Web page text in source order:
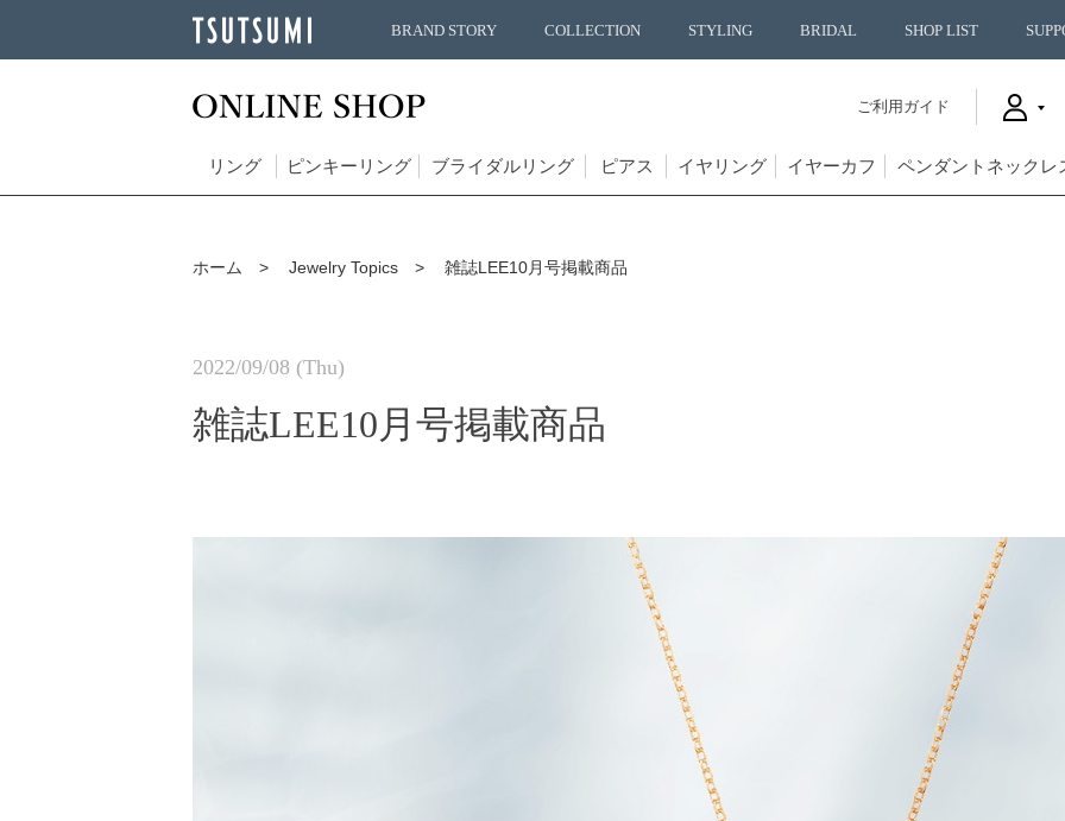
BRAND STORY COLLECTION STYLING BRIDAL SHOP LIST
ご利用ガイド
リング ピンキーリング ブライダルリング ピアス イヤリング イヤーカフ ペンダントネックレ
ホーム Jewelry Topics 雑誌LEE10月号掲載商品
2022/09/08 (Thu)
雑誌LEE10月号掲載商品